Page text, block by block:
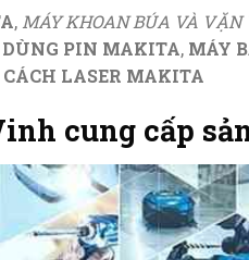
, MÁY KHOAN BÚA VÀ
PIN MAKITA, MÁY
LASER MAKITA
cung cấp